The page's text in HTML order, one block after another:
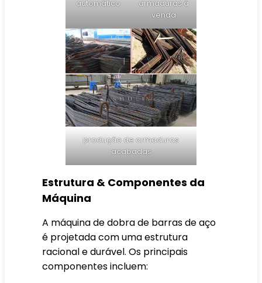
automático
armaduras à
venda
produção de armaduras
acabadas
Estrutura & Componentes da
Máquina
A máquina de dobra de barras de aço
é projetada com uma estrutura
racional e durável. Os principais
componentes incluem: